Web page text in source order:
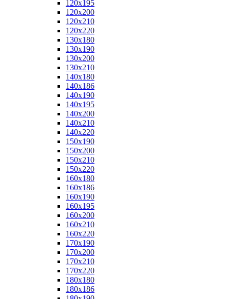
120x195
120x200
120x210
120x220
130x180
130x190
130x200
130x210
140x180
140x186
140x190
140x195
140x200
140x210
140x220
150x190
150x200
150x210
150x220
160x180
160x186
160x190
160x195
160x200
160x210
160x220
170x190
170x200
170x210
170x220
180x180
180x186